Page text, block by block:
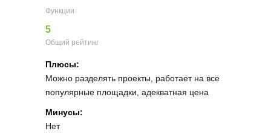
Функции
5
Общий рейтинг
Плюсы:
Можно разделять проекты, работает на все
популярные площадки, адекватная цена
Минусы:
Нет